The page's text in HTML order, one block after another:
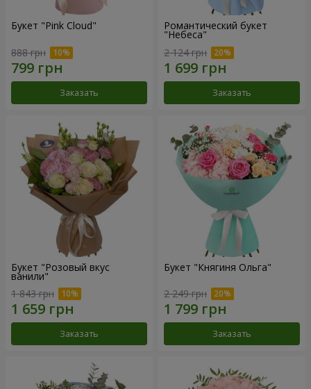
Букет "Pink Cloud"
888 грн
Заказать
Романтический букет
"Небеса"
2 124 грн
Заказать
Букет "Розовый вкус
ванили"
1 843 грн
Заказать
Букет "Княгиня Ольга"
2 249 грн
Заказать